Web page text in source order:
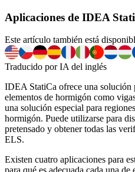
Aplicaciones de IDEA
Este artículo también está
Traducido por IA del inglés
IDEA StatiCa ofrece una solución
elementos de hormigón como
una solución especial para
hormigón. Puede utilizarse para
pretensado y obtener todas las
ELS.
Existen cuatro aplicaciones para